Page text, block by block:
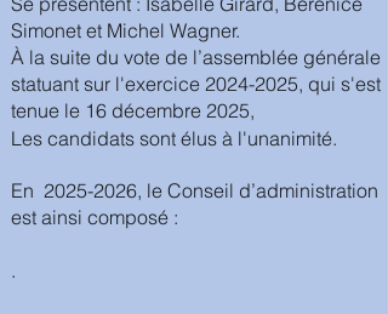
Simonet et Michel Wagner.
À la suite du vote de l’assemblée générale
statuant sur l'exercice 2024-2025, qui s'est
tenue le 16 décembre 2025,
Les candidats sont élus à l'unanimité.
En 2025-2026, le Conseil d’administration
est ainsi composé :
.